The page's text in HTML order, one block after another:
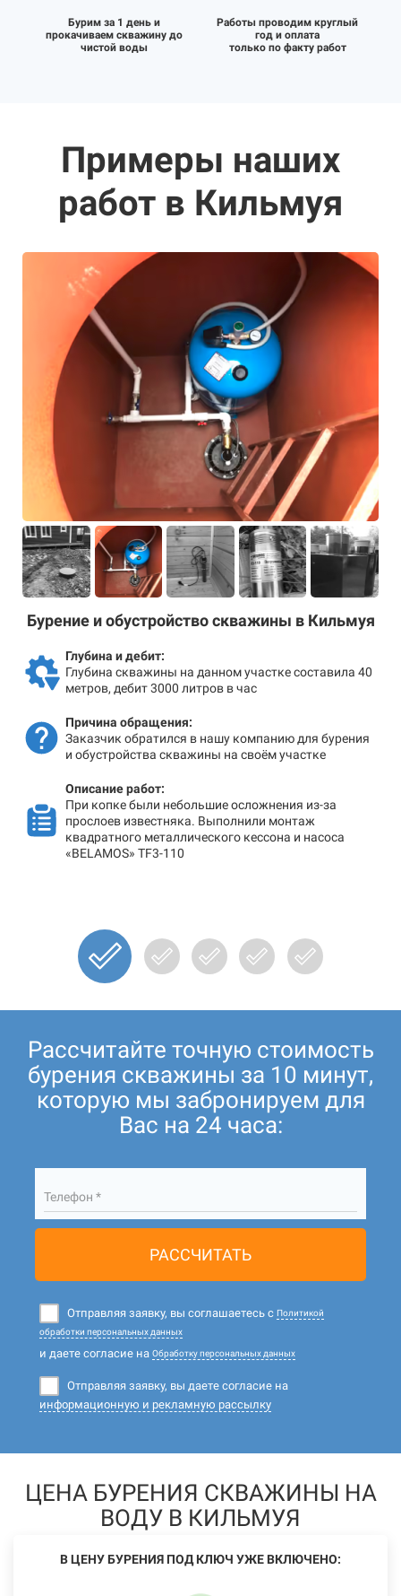
Бурим за 1 день и
прокачиваем скважину до
чистой воды
Работы проводим круглый
год и оплата
только по факту работ
Примеры наших
работ в Кильмуя
Бурение и обустройство скважины в Кильмуя
Глубина и дебит:
Глубина скважины на данном участке составила 40
метров, дебит 3000 литров в час
Причина обращения:
Заказчик обратился в нашу компанию для бурения
и обустройства скважины на своём участке
Описание работ:
При копке были небольшие осложнения из-за
прослоев известняка. Выполнили монтаж
квадратного металлического кессона и насоса
«BELAMOS» TF3-110
Рассчитайте точную стоимость
бурения скважины за 10 минут,
которую мы забронируем для
Вас на 24 часа:
Телефон *
РАССЧИТАТЬ
Отправляя заявку, вы соглашаетесь с Политикой
обработки персональных данных
и даете согласие на Обработку персональных данных
Отправляя заявку, вы даете согласие на
информационную и рекламную рассылку
ЦЕНА БУРЕНИЯ СКВАЖИНЫ НА
ВОДУ В КИЛЬМУЯ
В ЦЕНУ БУРЕНИЯ ПОД КЛЮЧ УЖЕ ВКЛЮЧЕНО: